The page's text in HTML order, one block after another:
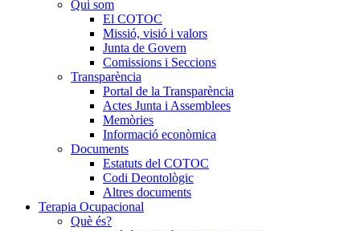
Qui som
El COTOC
Missió, visió i valors
Junta de Govern
Comissions i Seccions
Transparència
Portal de la Transparència
Actes Junta i Assemblees
Memòries
Informació econòmica
Documents
Estatuts del COTOC
Codi Deontològic
Altres documents
Terapia Ocupacional
Què és?